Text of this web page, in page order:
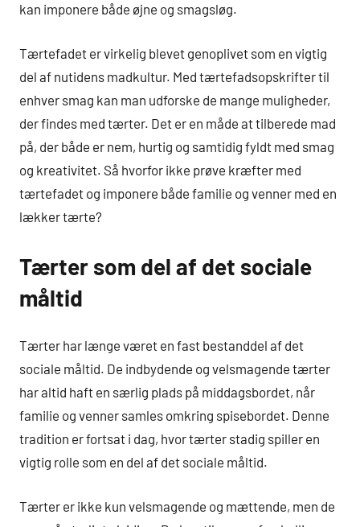
kan imponere både øjne og smagsløg.
Tærtefadet er virkelig blevet genoplivet som en vigtig
del af nutidens madkultur. Med tærtefadsopskrifter til
enhver smag kan man udforske de mange muligheder,
der findes med tærter. Det er en måde at tilberede mad
på, der både er nem, hurtig og samtidig fyldt med smag
og kreativitet. Så hvorfor ikke prøve kræfter med
tærtefadet og imponere både familie og venner med en
lækker tærte?
Tærter som del af det sociale
måltid
Tærter har længe været en fast bestanddel af det
sociale måltid. De indbydende og velsmagende tærter
har altid haft en særlig plads på middagsbordet, når
familie og venner samles omkring spisebordet. Denne
tradition er fortsat i dag, hvor tærter stadig spiller en
vigtig rolle som en del af det sociale måltid.
Tærter er ikke kun velsmagende og mættende, men de